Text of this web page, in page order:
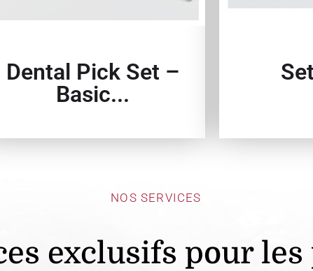
Dental Pick Set –
Basic...
NOS SERVICES
exclusifs pour